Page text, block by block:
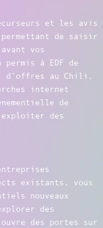
et les avis
de saisir
vos
à EDF de
d’offres au Chili,
internet
de
des
existants, vous
nouveaux
des
des portes sur